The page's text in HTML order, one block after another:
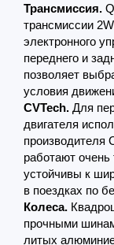
Трансмиссия.
трансмиссии
электронного
переднего и
позволяет
условия
CVTech. Для
двигателя
производителя
работают
устойчивы к
в поездках по
Колеса.
прочными
литых